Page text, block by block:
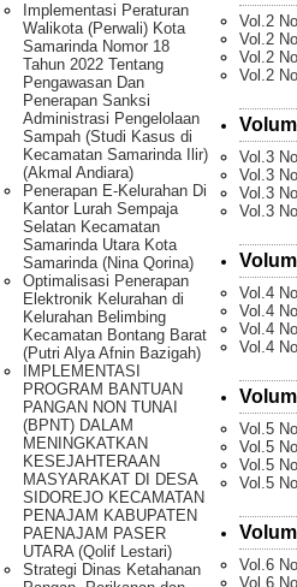
Implementasi Peraturan
Walikota (Perwali) Kota
Samarinda Nomor 18
Tahun 2022 Tentang
Pengawasan Dan
Penerapan Sanksi
Administrasi Pengelolaan
Sampah (Studi Kasus di
Kecamatan Samarinda Ilir)
(Akmal Andiara)
Penerapan E-Kelurahan Di
Kantor Lurah Sempaja
Selatan Kecamatan
Samarinda Utara Kota
Samarinda (Nina Qorina)
Optimalisasi Penerapan
Elektronik Kelurahan di
Kelurahan Belimbing
Kecamatan Bontang Barat
(Putri Alya Afnin Bazigah)
IMPLEMENTASI
PROGRAM BANTUAN
PANGAN NON TUNAI
(BPNT) DALAM
MENINGKATKAN
KESEJAHTERAAN
MASYARAKAT DI DESA
SIDOREJO KECAMATAN
PENAJAM KABUPATEN
PAENAJAM PASER
UTARA (Qolif Lestari)
Strategi Dinas Ketahanan
Vol.2
Vol.2
Vol.2
Vol.2
Vol.3
Vol.3
Vol.3
Vol.3
Vol.4
Vol.4
Vol.4
Vol.4
Vol.5
Vol.5
Vol.5
Vol.5
Vol.6
Vol.6